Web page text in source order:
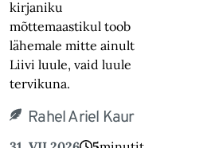
kirjaniku
mõttemaastikul toob
lähemale mitte ainult
Liivi luule, vaid luule
tervikuna.
Rahel Ariel Kaur